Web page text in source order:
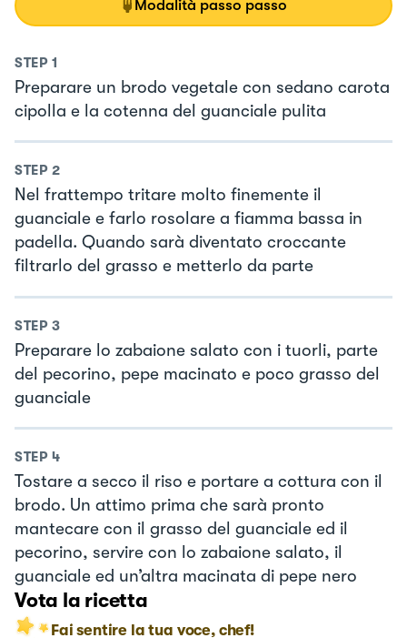
Modalità passo passo
STEP 1
Preparare un brodo vegetale con sedano carota
cipolla e la cotenna del guanciale pulita
STEP 2
Nel frattempo tritare molto finemente il
guanciale e farlo rosolare a fiamma bassa in
padella. Quando sarà diventato croccante
filtrarlo del grasso e metterlo da parte
STEP 3
Preparare lo zabaione salato con i tuorli, parte
del pecorino, pepe macinato e poco grasso del
guanciale
STEP 4
Tostare a secco il riso e portare a cottura con il
brodo. Un attimo prima che sarà pronto
mantecare con il grasso del guanciale ed il
pecorino, servire con lo zabaione salato, il
guanciale ed un’altra macinata di pepe nero
Vota la ricetta
Fai sentire la tua voce, chef!